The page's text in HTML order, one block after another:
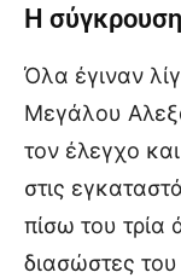
Η σύγκρουση
Όλα έγιναν
Μεγάλου
τον έλεγχο
στις
πίσω του
διασώστες